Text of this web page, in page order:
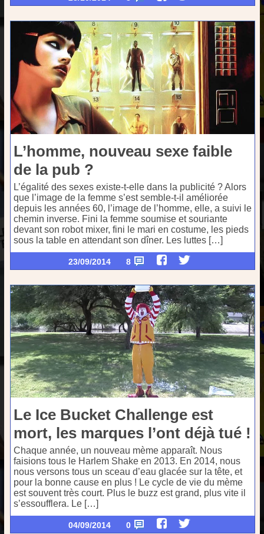
L’homme, nouveau sexe faible
de la pub ?
L’égalité des sexes existe-t-elle dans la publicité ? Alors
que l’image de la femme s’est semble-t-il améliorée
depuis les années 60, l’image de l’homme, elle, a suivi le
chemin inverse. Fini la femme soumise et souriante
devant son robot mixer, fini le mari en costume, les pieds
sous la table en attendant son dîner. Les luttes […]
23/09/2014 8
Le Ice Bucket Challenge est
mort, les marques l’ont déjà tué !
Chaque année, un nouveau mème apparaît. Nous
faisions tous le Harlem Shake en 2013. En 2014, nous
nous versons tous un sceau d’eau glacée sur la tête, et
pour la bonne cause en plus ! Le cycle de vie du mème
est souvent très court. Plus le buzz est grand, plus vite il
s’essoufflera. Le […]
04/09/2014 0